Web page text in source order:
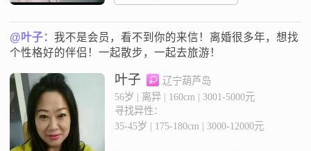
@叶子：我不是会员，看不到你的来信！离婚很多年，想找
个性格好的伴侣！一起散步，一起去旅游！
叶子
辽宁葫芦岛
56岁 | 离异 | 160cm | 3001-5000元
寻找异性：
35-45岁 | 175-180cm | 3000-12000元